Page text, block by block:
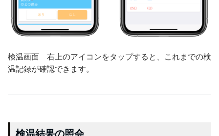
検温画面 右上のアイコンをタップすると、これまでの検
温記録が確認できます。
検温結果の照会